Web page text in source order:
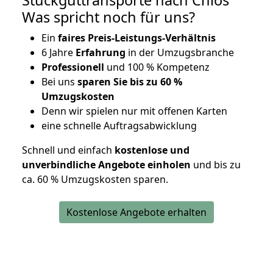
Was spricht noch für uns?
Ein faires Preis-Leistungs-Verhältnis
6 Jahre Erfahrung in der Umzugsbranche
Professionell und 100 % Kompetenz
Bei uns sparen Sie bis zu 60 %
Umzugskosten
Denn wir spielen nur mit offenen Karten
eine schnelle Auftragsabwicklung
Schnell und einfach kostenlose und
unverbindliche Angebote einholen und bis zu
ca. 60 % Umzugskosten sparen.
Kostenlose Angebote erhalten